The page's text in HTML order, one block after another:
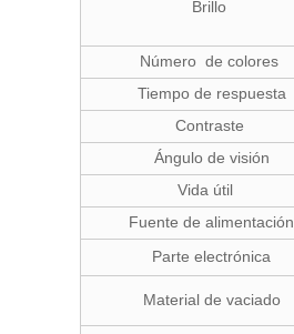
Brillo
Número de colores
Tiempo de respuesta
Contraste
Ángulo de visión
Vida útil
Fuente de alimentación
Parte electrónica
Material de vaciado